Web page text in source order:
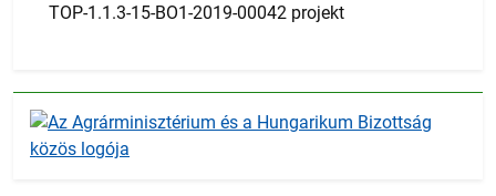
TOP-1.1.3-15-BO1-2019-00042 projekt